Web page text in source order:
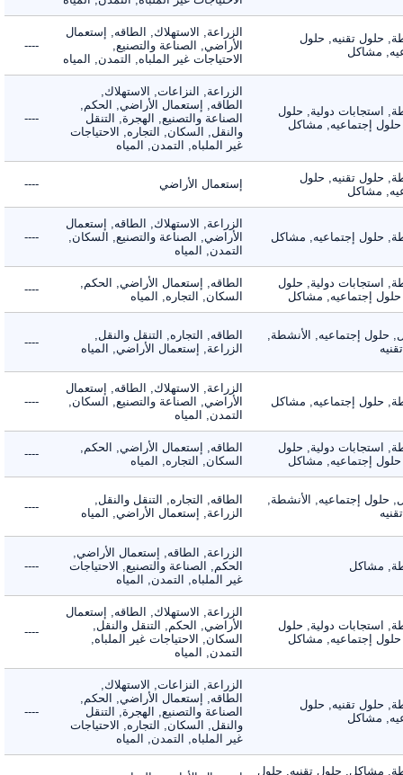
حلول تقنيه, حلول
مشاكل
الزراعة, الاستهلاك, الطاقه, إستعمال
الأراضي, الصناعة والتصنيع,
الاحتياجات غير الملباه, التمدن, المياه
----
استجابات دولية, حلول
إجتماعيه, مشاكل
الزراعة, النزاعات, الاستهلاك,
الطاقه, إستعمال الأراضي, الحكم,
الصناعة والتصنيع, الهجرة, التنقل
والنقل, السكان, التجاره, الاحتياجات
غير الملباه, التمدن, المياه
----
حلول تقنيه, حلول
مشاكل
إستعمال الأراضي ----
حلول إجتماعيه, مشاكل
الزراعة, الاستهلاك, الطاقه, إستعمال
الأراضي, الصناعة والتصنيع, السكان,
التمدن, المياه
----
استجابات دولية, حلول
إجتماعيه, مشاكل
الطاقه, إستعمال الأراضي, الحكم,
السكان, التجاره, المياه
----
إجتماعيه, الأنشطة,
الطاقه, التجاره, التنقل والنقل,
الزراعة, إستعمال الأراضي, المياه
----
حلول إجتماعيه, مشاكل
الزراعة, الاستهلاك, الطاقه, إستعمال
الأراضي, الصناعة والتصنيع, السكان,
التمدن, المياه
----
استجابات دولية, حلول
إجتماعيه, مشاكل
الطاقه, إستعمال الأراضي, الحكم,
السكان, التجاره, المياه
----
إجتماعيه, الأنشطة,
الطاقه, التجاره, التنقل والنقل,
الزراعة, إستعمال الأراضي, المياه
----
مشاكل
الزراعة, الطاقه, إستعمال الأراضي,
الحكم, الصناعة والتصنيع, الاحتياجات
غير الملباه, التمدن, المياه
----
استجابات دولية, حلول
إجتماعيه, مشاكل
الزراعة, الاستهلاك, الطاقه, إستعمال
الأراضي, الحكم, التنقل والنقل,
السكان, الاحتياجات غير الملباه,
التمدن, المياه
----
حلول تقنيه, حلول
مشاكل
الزراعة, النزاعات, الاستهلاك,
الطاقه, إستعمال الأراضي, الحكم,
الصناعة والتصنيع, الهجرة, التنقل
والنقل, السكان, التجاره, الاحتياجات
غير الملباه, التمدن, المياه
----
مشاكل, حلول تقنيه, حلول